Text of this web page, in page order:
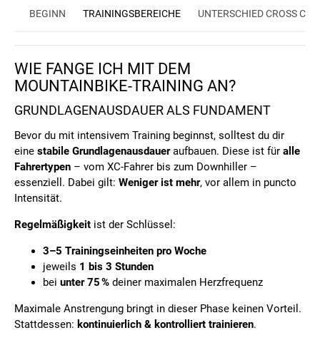
BEGINN TRAININGSBEREICHE UNTERSCHIED CROSS
WIE FANGE ICH MIT DEM
MOUNTAINBIKE-TRAINING AN?
GRUNDLAGENAUSDAUER ALS FUNDAMENT
Bevor du mit intensivem Training beginnst, solltest du dir
eine stabile Grundlagenausdaueraufbauen. Diese ist für alle
Fahrertypen – vom XC-Fahrer bis zum Downhiller –
essenziell. Dabei gilt: Weniger ist mehr, vor allem in puncto
Intensität.
Regelmäßigkeit ist der Schlüssel:
3–5 Trainingseinheiten pro Woche
jeweils 1 bis 3 Stunden
bei unter 75 % deiner maximalen Herzfrequenz
Maximale Anstrengung bringt in dieser Phase keinen Vorteil.
Stattdessen: kontinuierlich & kontrolliert trainieren.